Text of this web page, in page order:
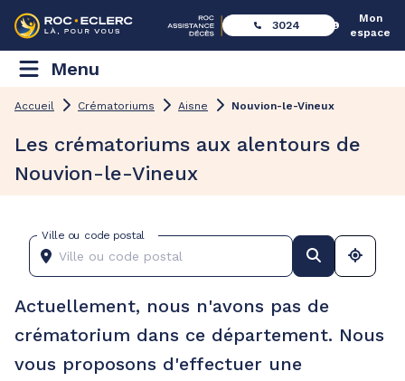
3024
Mon
espace
Menu
Accueil Crématoriums Aisne Nouvion-le-Vineux
Les crématoriums aux alentours de
Nouvion-le-Vineux
Ville ou code postal
Actuellement, nous n'avons pas de
crématorium dans ce département. Nous
vous proposons d'effectuer une